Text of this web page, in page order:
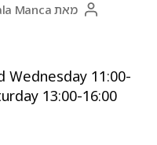
המחבר
מאת Manca
Wednesday 11:00-
13:00-16:00